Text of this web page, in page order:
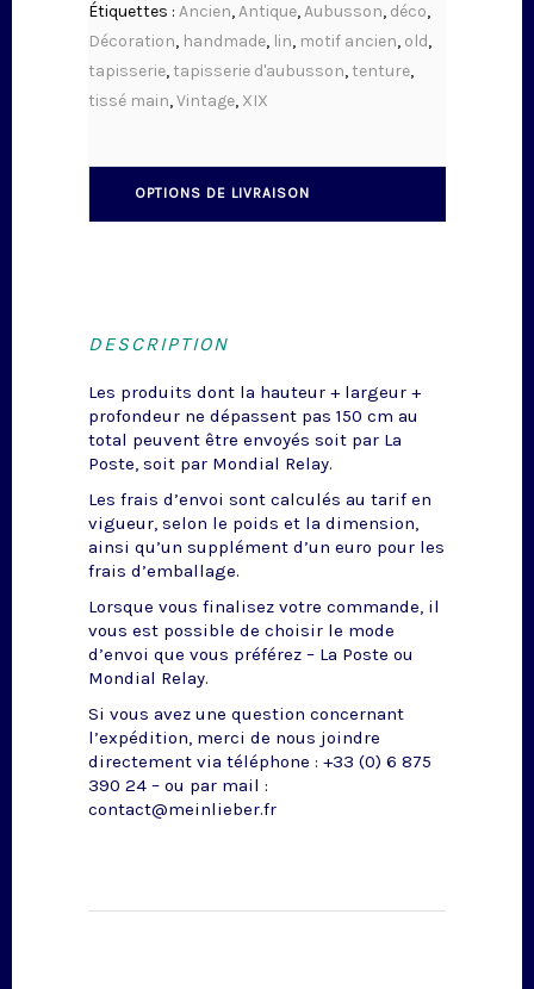
Étiquettes : Ancien,Antique,Aubusson, déco,
Décoration, handmade, lin, motif ancien, old,
tapisserie, tapisserie d'aubusson, tenture,
tissé main,Vintage, XIX
OPTIONS DE LIVRAISON
DESCRIPTION
Les produits dont la hauteur + largeur +
profondeur ne dépassent pas 150 cm au
total peuvent être envoyés soit par La
Poste, soit par Mondial Relay.
Les frais d’envoi sont calculés au tarif en
vigueur, selon le poids et la dimension,
ainsi qu’un supplément d’un euro pour les
frais d’emballage.
Lorsque vous finalisez votre commande, il
vous est possible de choisir le mode
d’envoi que vous préférez – La Poste ou
Mondial Relay.
Si vous avez une question concernant
l’expédition, merci de nous joindre
directement via téléphone : +33 (0) 6 875
390 24 – ou par mail :
contact@meinlieber.fr